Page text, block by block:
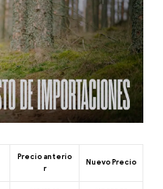
Precio anterio
r
Nuevo Precio